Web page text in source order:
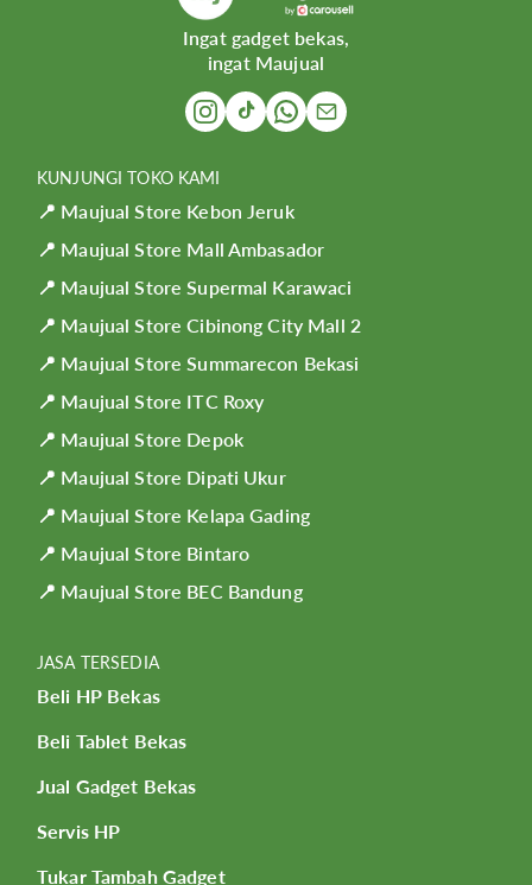
Ingat gadget bekas,
ingat Maujual
KUNJUNGI TOKO KAMI
📍 Maujual Store Kebon Jeruk
📍 Maujual Store Mall Ambasador
📍 Maujual Store Supermal Karawaci
📍 Maujual Store Cibinong City Mall 2
📍 Maujual Store Summarecon Bekasi
📍 Maujual Store ITC Roxy
📍 Maujual Store Depok
📍 Maujual Store Dipati Ukur
📍 Maujual Store Kelapa Gading
📍 Maujual Store Bintaro
📍 Maujual Store BEC Bandung
JASA TERSEDIA
Beli HP Bekas
Beli Tablet Bekas
Jual Gadget Bekas
Servis HP
Tukar Tambah Gadget